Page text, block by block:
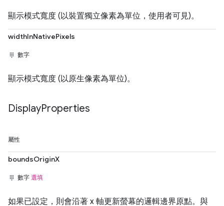
顯示模式寬度 (以裝置獨立像素為單位，使用者可見)。
widthInNativePixels
數字
顯示模式寬度 (以原生像素為單位)。
DisplayProperties
屬性
boundsOriginX
數字 選填
如果已設定，則會沿著 x 軸更新螢幕的邏輯邊界原點。與